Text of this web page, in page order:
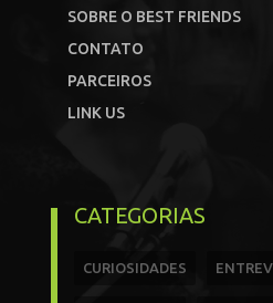
SOBRE O BEST FRIENDS
CONTATO
PARCEIROS
LINK US
CATEGORIAS
CURIOSIDADES